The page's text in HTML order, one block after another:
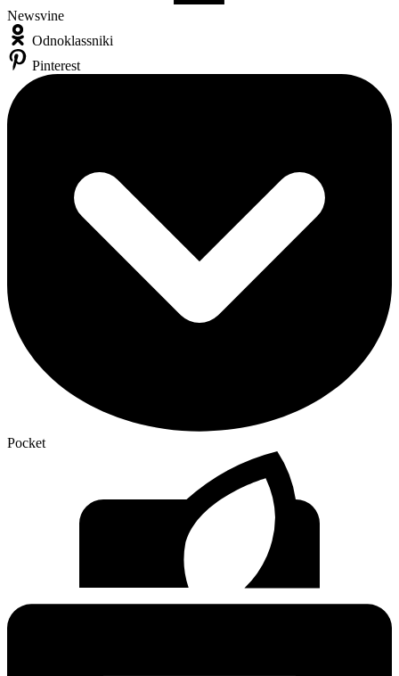
Newsvine
Odnoklassniki
Pinterest
Pocket